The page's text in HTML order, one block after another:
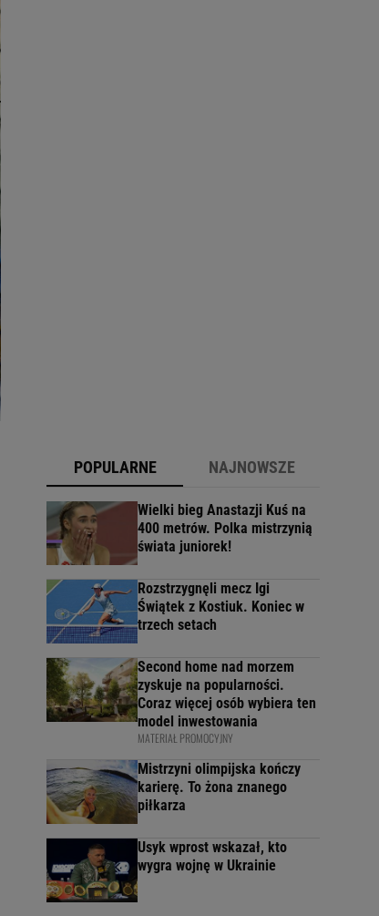
POPULARNE NAJNOWSZE
Wielki bieg Anastazji Kuś na
400 metrów. Polka mistrzynią
świata juniorek!
Rozstrzygnęli mecz Igi
Świątek z Kostiuk. Koniec w
trzech setach
Second home nad morzem
zyskuje na popularności.
Coraz więcej osób wybiera ten
model inwestowania
MATERIAŁ PROMOCYJNY
Mistrzyni olimpijska kończy
karierę. To żona znanego
piłkarza
Usyk wprost wskazał, kto
wygra wojnę w Ukrainie